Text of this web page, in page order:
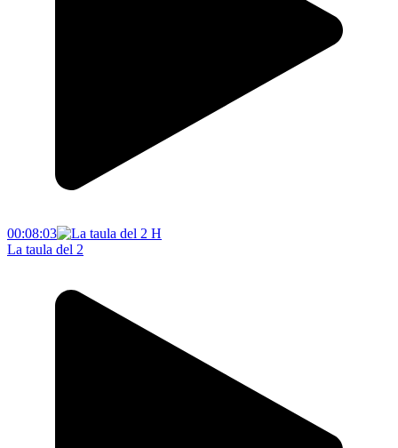
00:08:03
La taula del 2